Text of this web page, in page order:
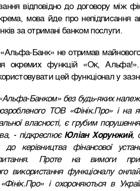
відповідно до договору між
мова йде про непідписання
за отримані банком послуги.
Банк» не отримав майнового
окремих функцій «Ок,
цей функціонал у
Банком» без будь-яких
ТОВ «Фінік.Про» і на
власності, є грубим
- підкреслює Юліан Хорунжий,
керівництва фінансової
Проте на вимоги
використання функціоналу
і охороняються в